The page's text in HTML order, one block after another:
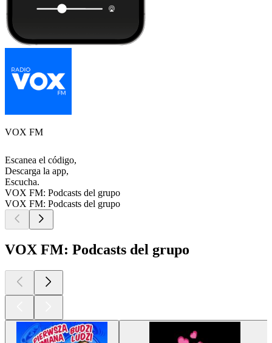
VOX FM
Escanea el código,
Descarga la app,
Escucha.
VOX FM: Podcasts del grupo
VOX FM: Podcasts del grupo
VOX FM: Podcasts del grupo